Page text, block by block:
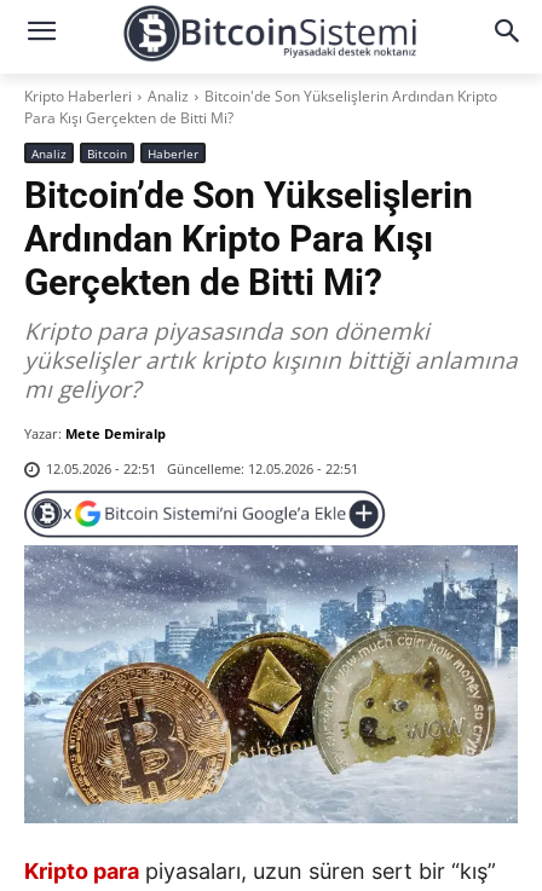
Kripto Haberleri Analiz
Bitcoin'de Son Yükselişlerin Ardından Kripto
Para Kışı Gerçekten de Bitti Mi?
Analiz Bitcoin Haberler
Bitcoin’de Son Yükselişlerin
Ardından Kripto Para Kışı
Gerçekten de Bitti Mi?
Kripto para piyasasında son dönemki
yükselişler artık kripto kışının bittiği anlamına
mı geliyor?
Yazar: Mete Demiralp
12.05.2026 - 22:51
Güncelleme: 12.05.2026 - 22:51
Kripto para piyasaları, uzun süren sert bir “kış”